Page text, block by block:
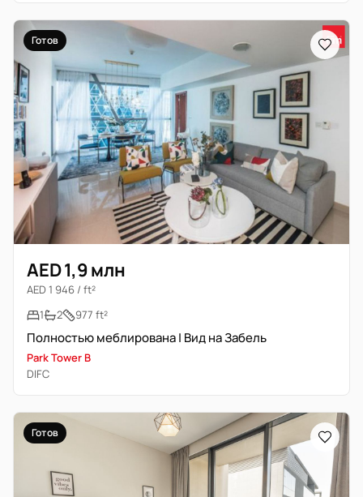
Готов
AED 1,9 млн
AED 1 946 / ft²
1
2 977 ft²
Полностью меблирована | Вид на Забель
Park Tower B
DIFC
Готов